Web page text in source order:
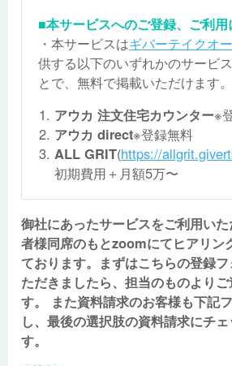
■本サービスへのご登録、ご利用
・本サービスはギバーテイクオ
供する以下のいずれかのサービ
とで、無料で掲載いただけます。
アウカ 注文住宅カウンター※
アウカ direct※登録無料
ALL GRIT(https://
初期費用＋月額5万〜
御社にあったサービスをご利用い
者様同席のもとzoomにてヒアリン
ております。まずはこちらの登録
ただきましたら、担当のものより
す。 また資料請求のお客様も下記
し、最後の選択肢の資料請求にチ
す。